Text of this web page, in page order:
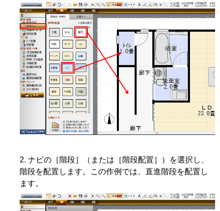
ナビの［階段］（または［階段配置］）を選択し、
階段を配置します。この作例では、直進階段を配置し
ます。